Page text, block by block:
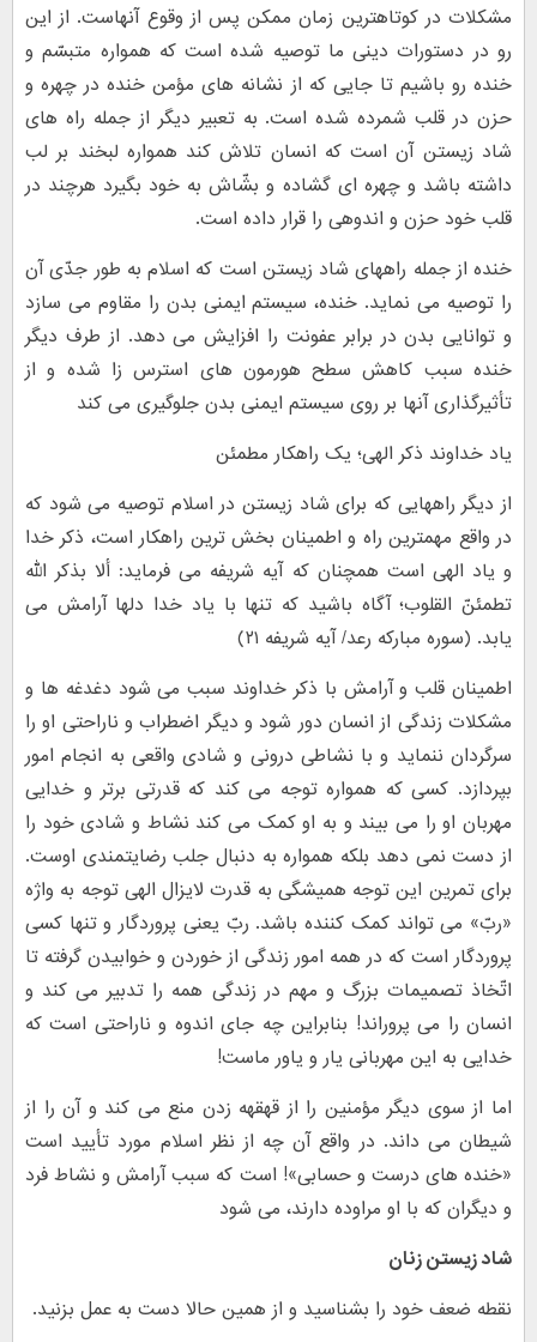
مشکلات در کوتاهترین زمان ممکن پس از وقوع آنهاست. از این
رو در دستورات دینی ما توصیه شده است که همواره متبسّم و
خنده رو باشیم تا جایی که از نشانه های مؤمن خنده در چهره و
حزن در قلب شمرده شده است. به تعبیر دیگر از جمله راه های
شاد زیستن آن است که انسان تلاش کند همواره لبخند بر لب
داشته باشد و چهره ای گشاده و بشّاش به خود بگیرد هرچند در
قلب خود حزن و اندوهی را قرار داده است.
خنده از جمله راههای شاد زیستن است که اسلام به طور جدّی آن
را توصیه می نماید. خنده، سیستم ایمنی بدن را مقاوم می سازد
و توانایی بدن در برابر عفونت را افزایش می دهد. از طرف دیگر
خنده سبب کاهش سطح هورمون های استرس زا شده و از
تأثیرگذاری آنها بر روی سیستم ایمنی بدن جلوگیری می کند
یاد خداوند ذکر الهی؛ یک راهکار مطمئن
از دیگر راههایی که برای شاد زیستن در اسلام توصیه می شود که
در واقع مهمترین راه و اطمینان بخش ترین راهکار است، ذکر خدا
و یاد الهی است همچنان که آیه شریفه می فرماید: ألا بذکر الله
تطمئنّ القلوب؛ آگاه باشید که تنها با یاد خدا دلها آرامش می
یابد. (سوره مبارکه رعد/ آیه شریفه ۲۱)
اطمینان قلب و آرامش با ذکر خداوند سبب می شود دغدغه ها و
مشکلات زندگی از انسان دور شود و دیگر اضطراب و ناراحتی او را
سرگردان ننماید و با نشاطی درونی و شادی واقعی به انجام امور
بپردازد. کسی که همواره توجه می کند که قدرتی برتر و خدایی
مهربان او را می بیند و به او کمک می کند نشاط و شادی خود را
از دست نمی دهد بلکه همواره به دنبال جلب رضایتمندی اوست.
برای تمرین این توجه همیشگی به قدرت لایزال الهی توجه به واژه
«ربّ» می تواند کمک کننده باشد. ربّ یعنی پروردگار و تنها کسی
پروردگار است که در همه امور زندگی از خوردن و خوابیدن گرفته تا
اتّخاذ تصمیمات بزرگ و مهم در زندگی همه را تدبیر می کند و
انسان را می پروراند! بنابراین چه جای اندوه و ناراحتی است که
خدایی به این مهربانی یار و یاور ماست!
اما از سوی دیگر مؤمنین را از قهقهه زدن منع می کند و آن را از
شیطان می داند. در واقع آن چه از نظر اسلام مورد تأیید است
«خنده های درست و حسابی»! است که سبب آرامش و نشاط فرد
و دیگران که با او مراوده دارند، می شود
شاد زیستن زنان
نقطه ضعف خود را بشناسید و از همین حالا دست به عمل بزنید.